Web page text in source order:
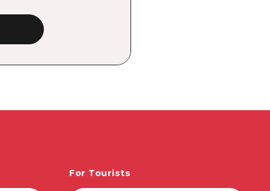
For Tourists